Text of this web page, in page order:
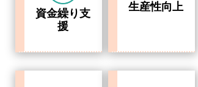
資金繰り支
援
生産性向上